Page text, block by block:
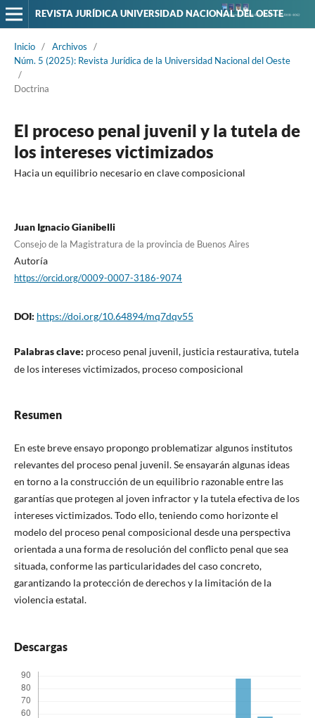
REVISTA JURÍDICA UNIVERSIDAD NACIONAL DEL OESTE
Inicio / Archivos
/
Núm. 5 (2025): Revista Jurídica de la Universidad Nacional del Oeste
/
Doctrina
El proceso penal juvenil y la tutela de
los intereses victimizados
Hacia un equilibrio necesario en clave composicional
Juan Ignacio Gianibelli
Consejo de la Magistratura de la provincia de Buenos Aires
Autoría
https://orcid.org/0009-0007-3186-9074
DOI: https://doi.org/10.64894/mq7dqv55
Palabras clave: proceso penal juvenil, justicia restaurativa, tutela
de los intereses victimizados, proceso composicional
Resumen
En este breve ensayo propongo problematizar algunos institutos
relevantes del proceso penal juvenil. Se ensayarán algunas ideas
en torno a la construcción de un equilibrio razonable entre las
garantías que protegen al joven infractor y la tutela efectiva de los
intereses victimizados. Todo ello, teniendo como horizonte el
modelo del proceso penal composicional desde una perspectiva
orientada a una forma de resolución del conflicto penal que sea
situada, conforme las particularidades del caso concreto,
garantizando la protección de derechos y la limitación de la
violencia estatal.
Descargas